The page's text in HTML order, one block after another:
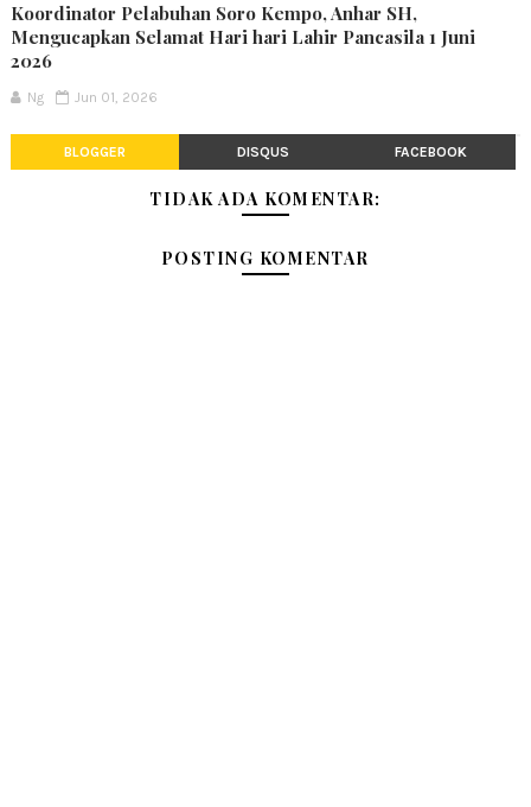
Koordinator Pelabuhan Soro Kempo, Anhar SH,
Mengucapkan Selamat Hari hari Lahir Pancasila 1 Juni
2026
Ng Jun 01, 2026
BLOGGER DISQUS FACEBOOK
TIDAK ADA KOMENTAR:
POSTING KOMENTAR